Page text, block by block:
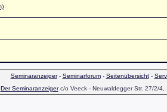
Seminaranzeiger- Seminarforum- Seitenübersicht-
Der Seminaranzeigerc/o Veeck - Neuwaldegger Str. 27/2/